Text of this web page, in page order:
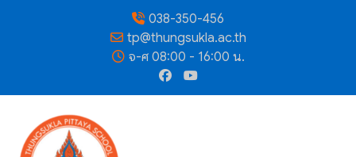
038-350-456
tp@thungsukla.ac.th
จ-ศ 08:00 - 16:00 น.